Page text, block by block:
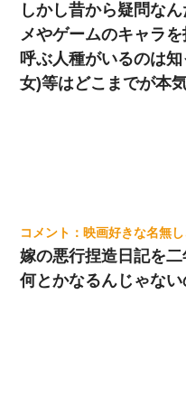
しかし昔から疑問な
メやゲームのキャラ
呼ぶ人種がいるのは
女)等はどこまでが本
映画好きな名無
嫁の悪行捏造日記を
何とかなるんじゃな